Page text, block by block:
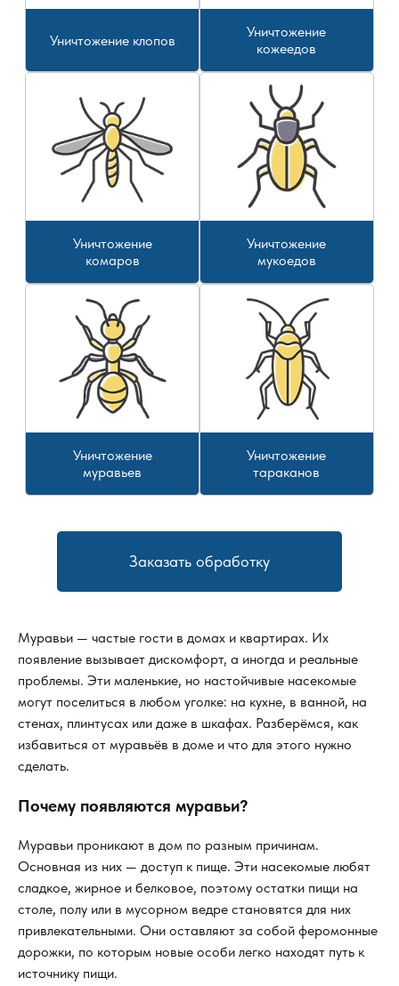
Уничтожение клопов
Уничтожение
кожеедов
Уничтожение
комаров
Уничтожение
мукоедов
Уничтожение
муравьев
Уничтожение
тараканов
Заказать обработку
Муравьи — частые гости в домах и квартирах. Их
появление вызывает дискомфорт, а иногда и реальные
проблемы. Эти маленькие, но настойчивые насекомые
могут поселиться в любом уголке: на кухне, в ванной, на
стенах, плинтусах или даже в шкафах. Разберёмся, как
избавиться от муравьёв в доме и что для этого нужно
сделать.
Почему появляются муравьи?
Муравьи проникают в дом по разным причинам.
Основная из них — доступ к пище. Эти насекомые любят
сладкое, жирное и белковое, поэтому остатки пищи на
столе, полу или в мусорном ведре становятся для них
привлекательными. Они оставляют за собой феромонные
дорожки, по которым новые особи легко находят путь к
источнику пищи.